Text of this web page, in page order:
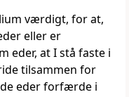
værdigt, for at,
eller er
eder, at I stå faste i
tilsammen for
eder forfærde i